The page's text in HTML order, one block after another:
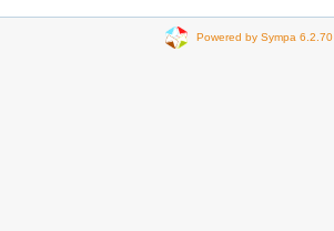
Powered by Sympa 6.2.70